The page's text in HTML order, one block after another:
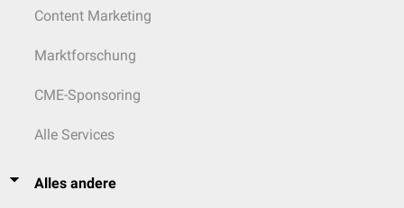
Content Marketing
Marktforschung
CME-Sponsoring
Alle Services
Alles andere